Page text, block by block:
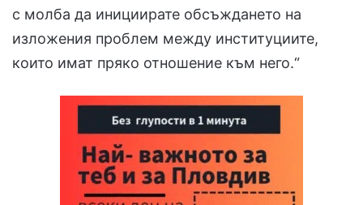
с молба да инициирате обсъждането на
изложения проблем между институциите,
които имат пряко отношение към него.“